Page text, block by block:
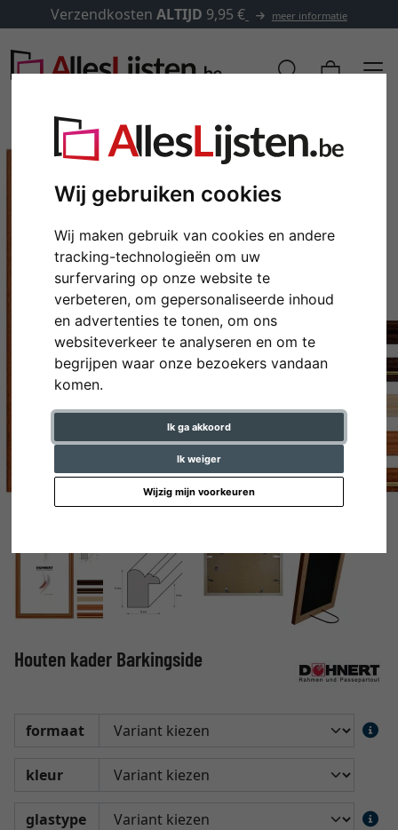
Wij gebruiken cookies
Wij maken gebruik van cookies en andere
tracking-technologieën om uw
surfervaring op onze website te
verbeteren, om gepersonaliseerde inhoud
en advertenties te tonen, om ons
websiteverkeer te analyseren en om te
begrijpen waar onze bezoekers vandaan
komen.
Ik ga akkoord
Ik weiger
Wijzig mijn voorkeuren
Verzendkosten ALTIJD 9,95 € meer informatie
Terug
Houten kader Barkingside
formaat
kleur
glastype